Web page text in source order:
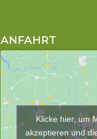
ANFAHRT
Klicke hier, um
akzeptieren und